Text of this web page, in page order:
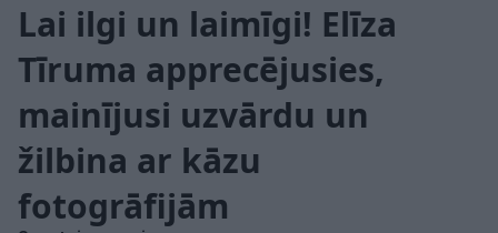
Lai ilgi un laimīgi! Elīza
Tīruma apprecējusies,
mainījusi uzvārdu un
žilbina ar kāzu
fotogrāfijām